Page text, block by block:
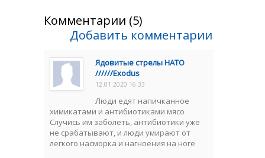
Комментарии (5)
Добавить комментарии
Ядовитые стрелы НАТО
//////Exodus
12.01.2020 16:33
Люди едят напичканное
химикатами и антибиотиками мясо
Случись им заболеть, антибиотики уже
не срабатывают, и люди умирают от
легкого насморка и нагноения на ноге